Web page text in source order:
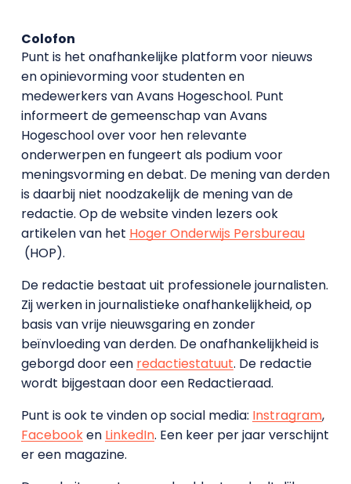
Colofon
Punt is het onafhankelijke platform voor nieuws
en opinievorming voor studenten en
medewerkers van Avans Hoge­school. Punt
informeert de gemeenschap van Avans
Hogeschool over voor hen relevante
onderwerpen en fungeert als podium voor
meningsvorming en debat. De mening van derden
is daarbij niet noodzakelijk de mening van de
redactie. Op de website vinden lezers ook
artikelen van het Hoger Onderwijs Persbureau
(HOP).
De redactie bestaat uit professionele journalisten.
Zij werken in journalistieke onafhankelijkheid, op
basis van vrije nieuwsgaring en zonder
beïnvloeding van derden. De onafhankelijkheid is
geborgd door een redactiestatuut. De redactie
wordt bijgestaan door een Redactieraad.
Punt is ook te vinden op social media: Instragram,
Facebooken LinkedIn. Een keer per jaar verschijnt
er een magazine.